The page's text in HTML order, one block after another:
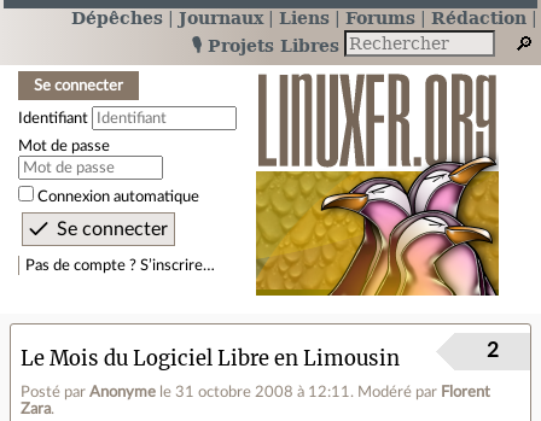
Dépêches Journaux Liens Forums
Rédaction
🎙️ Projets Libres
Se connecter
Identifiant
Mot de passe
Connexion automatique
Pas de compte ? S’inscrire…
Le Mois du Logiciel Libre en Limousin
Posté par Anonyme le 31 octobre 2008 à 12:11 . Modéré par Florent
Zara.
2